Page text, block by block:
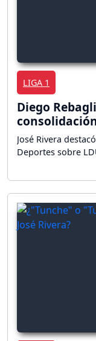
LIGA 1
Diego
José Rivera
Deportes sobre